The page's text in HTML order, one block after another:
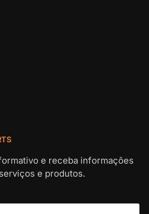
e receba informações
e produtos.